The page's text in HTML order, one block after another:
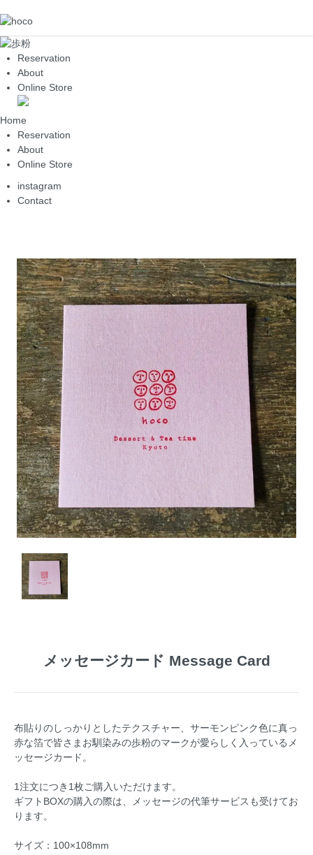
Reservation
About
Online Store
Home
Reservation
About
Online Store
instagram
Contact
メッセージカード Message Card
布貼りのしっかりとしたテクスチャー、サーモンピンク色に真っ
赤な箔で皆さまお馴染みの歩粉のマークが愛らしく入っているメ
ッセージカード。
1注文につき1枚ご購入いただけます。
ギフトBOXの購入の際は、メッセージの代筆サービスも受けてお
ります。
サイズ：100×108mm